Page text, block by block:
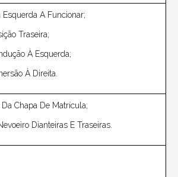
Esquerda A Funcionar;
Traseira;
À Esquerda;
À Direita.
Da Chapa De Matrícula;
Dianteiras E Traseiras.